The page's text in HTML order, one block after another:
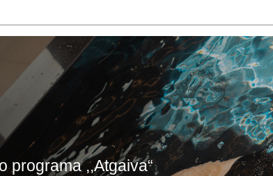
programa ,,Atgaiva“